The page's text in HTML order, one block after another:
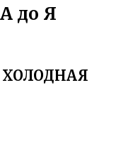
до Я
ХОЛОДНАЯ